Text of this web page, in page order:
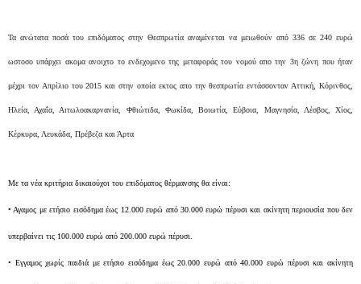
Τα ανώτατα ποσά του επιδόματος στην Θεσπρωτία αναμένεται να μειωθούν από 336 σε 240 ευρώ
ωστοσο υπάρχει ακομα ανοιχτο το ενδεχομενο της μεταφοράς του νομού απο την 3η ζώνη που ήταν
μέχρι τον Απρίλιο του 2015 και στην οποία εκτος απο την θεσπρωτία εντάσσονταν Αττική, Κόρινθος,
Ηλεία, Αχαΐα, Αιτωλοακαρνανία, Φθιώτιδα, Φωκίδα, Βοιωτία, Εύβοια, Μαγνησία, Λέσβος, Χίος,
Κέρκυρα, Λευκάδα, Πρέβεζα και Άρτα
Με τα νέα κριτήρια δικαιούχοι του επιδόματος θέρμανσης θα είναι:
• Αγαμος με ετήσιο εισόδημα έως 12.000 ευρώ από 30.000 ευρώ πέρυσι και ακίνητη περιουσία που δεν
υπερβαίνει τις 100.000 ευρώ από 200.000 ευρώ πέρυσι.
• Εγγαμος χωρίς παιδιά με ετήσιο εισόδημα έως 20.000 ευρώ από 40.000 ευρώ πέρυσι και ακίνητη